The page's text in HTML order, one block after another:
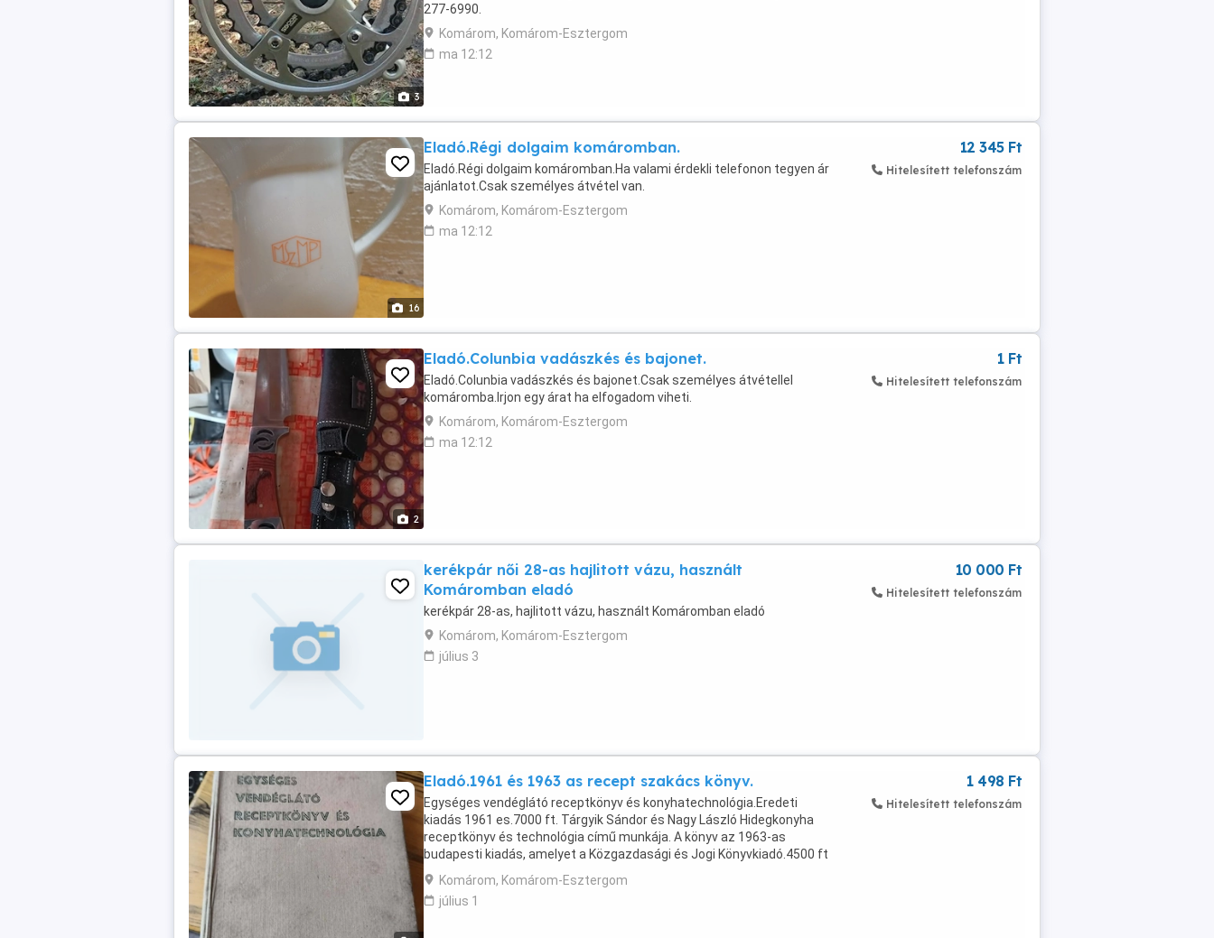
3
277-6990.
Komárom, Komárom-Esztergom
ma 12:12
16
Eladó.Régi dolgaim komáromban.
Eladó.Régi dolgaim komáromban.Ha valami érdekli telefonon tegyen ár
ajánlatot.Csak személyes átvétel van.
Komárom, Komárom-Esztergom
ma 12:12
12 345 Ft
Hitelesített telefonszám
2
Eladó.Colunbia vadászkés és bajonet.
Eladó.Colunbia vadászkés és bajonet.Csak személyes átvétellel
komáromba.Irjon egy árat ha elfogadom viheti.
Komárom, Komárom-Esztergom
ma 12:12
1 Ft
Hitelesített telefonszám
kerékpár női 28-as hajlitott vázu, használt
Komáromban eladó
kerékpár 28-as, hajlitott vázu, használt Komáromban eladó
Komárom, Komárom-Esztergom
július 3
10 000 Ft
Hitelesített telefonszám
Eladó.1961 és 1963 as recept szakács könyv.
Egységes vendéglátó receptkönyv és konyhatechnológia.Eredeti
kiadás 1961 es.7000 ft. Tárgyik Sándor és Nagy László Hidegkonyha
receptkönyv és technológia című munkája. A könyv az 1963-as
budapesti kiadás, amelyet a Közgazdasági és Jogi Könyvkiadó.4500 ft
Friss zöldség és gyümölcslevek 1500 ft.Komáromi ...
Komárom, Komárom-Esztergom
július 1
1 498 Ft
Hitelesített telefonszám